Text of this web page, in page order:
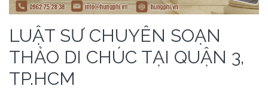
LUẬT SƯ CHUYÊN SOẠN
THẢO DI CHÚC TẠI QUẬN 3,
TP.HCM